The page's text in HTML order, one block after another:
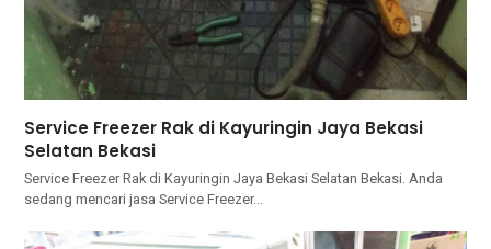
Service Freezer Rak di Kayuringin Jaya Bekasi
Selatan Bekasi
Service Freezer Rak di Kayuringin Jaya Bekasi Selatan Bekasi. Andа
ѕеdаng mencari jasa Service Freezer…